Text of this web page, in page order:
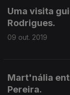
Uma visita
Rodrigues.
09 out. 2019
Mart'nália
Pereira.